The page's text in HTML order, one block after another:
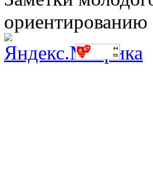
ориентированию